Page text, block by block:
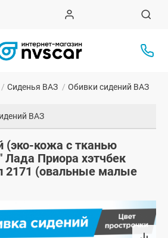
/ Сиденья ВАЗ / Обивки сидений ВАЗ
ВАЗ
(эко-кожа с тканью
Лада Приора хэтчбек
2171 (овальные малые